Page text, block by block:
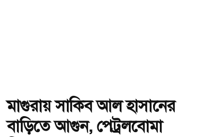
মাগুরায় সাকিব আল হাসানের
বাড়িতে আগুন, পেট্রলবোমা